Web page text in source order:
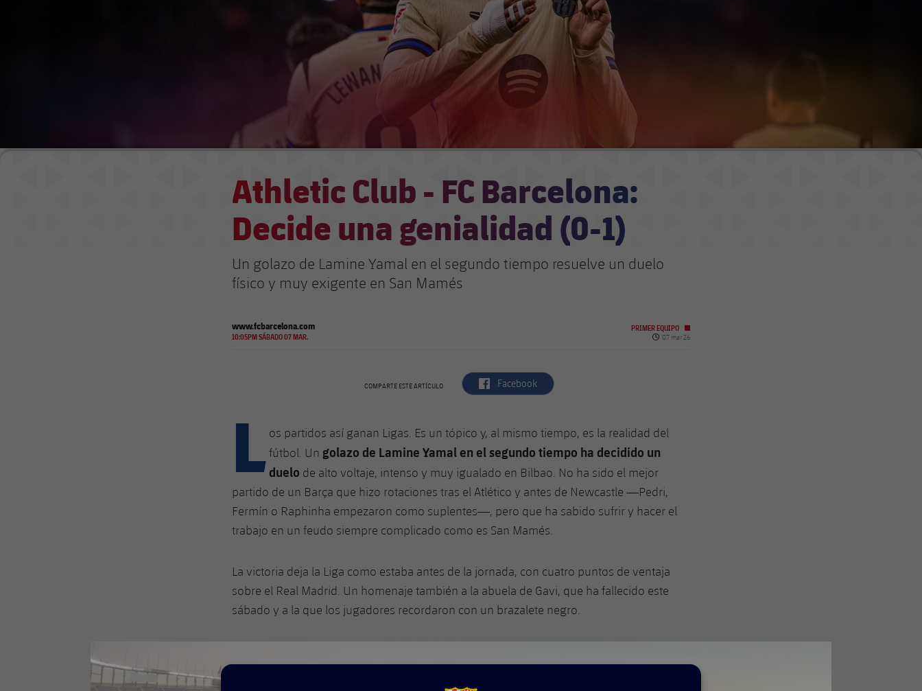
Athletic Club - FC Barcelona:
Decide una genialidad (0-1)
Un golazo de Lamine Yamal en el segundo tiempo resuelve un duelo
físico y muy exigente en San Mamés
www.fcbarcelona.com
10:05PM SÁBADO 07 MAR.
PRIMER EQUIPO
Fecha de publicación
07 mar 26
COMPARTE ESTE ARTÍCULO label.aria.facebook
Facebook
L os partidos así ganan Ligas. Es un tópico y, al mismo tiempo, es la realidad del
fútbol. Un golazo de Lamine Yamal en el segundo tiempo ha decidido un
duelo de alto voltaje, intenso y muy igualado en Bilbao. No ha sido el mejor
partido de un Barça que hizo rotaciones tras el Atlético y antes de Newcastle —Pedri,
Fermín o Raphinha empezaron como suplentes—, pero que ha sabido sufrir y hacer el
trabajo en un feudo siempre complicado como es San Mamés.
La victoria deja la Liga como estaba antes de la jornada, con cuatro puntos de ventaja
sobre el Real Madrid. Un homenaje también a la abuela de Gavi, que ha fallecido este
sábado y a la que los jugadores recordaron con un brazalete negro.